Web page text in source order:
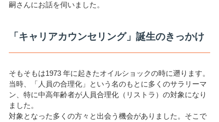
嗣さんにお話を伺いました。
「キャリアカウンセリング」誕生のきっかけ
そもそもは1973 年に起きたオイルショックの時に遡ります。
当時、「人員の合理化」という名のもとに多くのサラリーマ
ン、特に中高年齢者が人員合理化（リストラ）の対象になり
ました。
対象となった多くの方々と出会う機会がありました。そこで